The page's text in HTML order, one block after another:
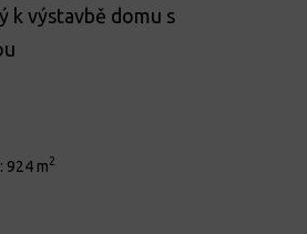
k výstavbě domu s
924 m2